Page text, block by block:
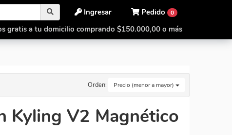
Pedido 0
Ingresar
gratis a tu domicilio comprando $150.000,00 o más
Orden: Precio (menor a mayor)
Kyling V2 Magnético